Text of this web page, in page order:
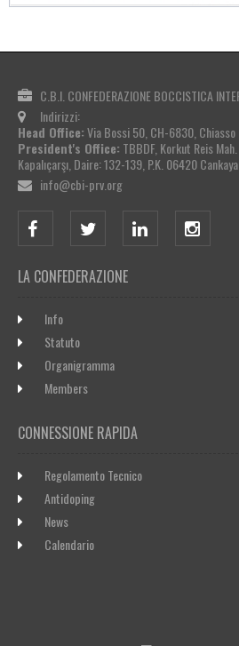
C.B.I. CONFEDERAZIONE BOCCISTICA
Indirizzi:
Head Office:Via Bossi 50, CH-6830,
President's Office: TBBDF, Korkut Reis
Kapalıçarşı, Daire: 132-139, P.K. 06420
info@cbi-prv.org
LA CONFEDERAZIONE
Info
Statuto
Organigramma
Members
CONNESSIONE RAPIDA
Regolamento Tecnico
Antidoping
News
Calendario